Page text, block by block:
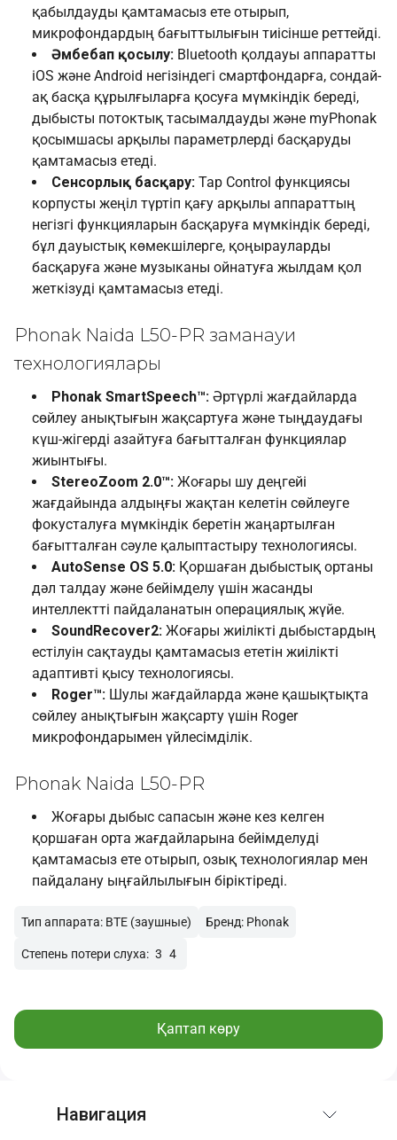
қабылдауды қамтамасыз ете отырып,
микрофондардың бағыттылығын тиісінше реттейді.
Әмбебап қосылу: Bluetooth қолдауы аппаратты
iOS және Android негізіндегі смартфондарға, сондай-
ақ басқа құрылғыларға қосуға мүмкіндік береді,
дыбысты потоктық тасымалдауды және myPhonak
қосымшасы арқылы параметрлерді басқаруды
қамтамасыз етеді.
Сенсорлық басқару: Tap Control функциясы
корпусты жеңіл түртіп қағу арқылы аппараттың
негізгі функцияларын басқаруға мүмкіндік береді,
бұл дауыстық көмекшілерге, қоңырауларды
басқаруға және музыканы ойнатуға жылдам қол
жеткізуді қамтамасыз етеді.
Phonak Naida L50-PR заманауи
технологиялары
Phonak SmartSpeech™: Әртүрлі жағдайларда
сөйлеу анықтығын жақсартуға және тыңдаудағы
күш-жігерді азайтуға бағытталған функциялар
жиынтығы.
StereoZoom 2.0™: Жоғары шу деңгейі
жағдайында алдыңғы жақтан келетін сөйлеуге
фокусталуға мүмкіндік беретін жаңартылған
бағытталған сәуле қалыптастыру технологиясы.
AutoSense OS 5.0: Қоршаған дыбыстық ортаны
дәл талдау және бейімделу үшін жасанды
интеллектті пайдаланатын операциялық жүйе.
SoundRecover2: Жоғары жиілікті дыбыстардың
естілуін сақтауды қамтамасыз ететін жиілікті
адаптивті қысу технологиясы.
Roger™: Шулы жағдайларда және қашықтықта
сөйлеу анықтығын жақсарту үшін Roger
микрофондарымен үйлесімділік.
Phonak Naida L50-PR
Жоғары дыбыс сапасын және кез келген
қоршаған орта жағдайларына бейімделуді
қамтамасыз ете отырып, озық технологиялар мен
пайдалану ыңғайлылығын біріктіреді.
Тип аппарата: BTE (заушные) Бренд: Phonak
Степень потери слуха: 3 4
Қаптап көру
Навигация